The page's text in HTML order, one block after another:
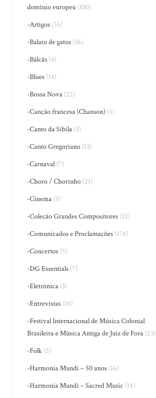
domínio europeu (100)
-Artigos (35)
-Balaio de gatos (36)
-Bálcãs (4)
-Blues (14)
-Bossa Nova (22)
-Canção francesa (Chanson) (5)
-Canto da Sibila (3)
-Canto Gregoriano (13)
-Carnaval (7)
-Choro / Chorinho (21)
-Cinema (5)
-Coleção Grandes Compositores (12)
-Comunicados e Proclamações (174)
-Concertos (5)
-DG Essentials (7)
-Eletrônica (3)
-Entrevistas (10)
-Festival Internacional de Música Colonial
Brasileira e Música Antiga de Juiz de Fora (23)
-Folk (5)
-Harmonia Mundi – 50 anos (16)
-Harmonia Mundi – Sacred Music (14)